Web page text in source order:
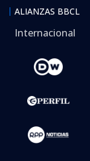
ALIANZAS BBCL
Internacional